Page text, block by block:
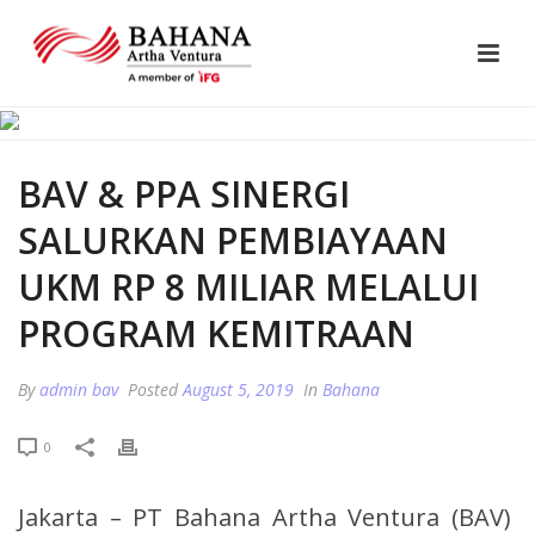
BAV & PPA SINERGI
SALURKAN PEMBIAYAAN
UKM RP 8 MILIAR MELALUI
PROGRAM KEMITRAAN
Byadmin bav PostedAugust 5, 2019 In Bahana
0
Jakarta – PT Bahana Artha Ventura (BAV)